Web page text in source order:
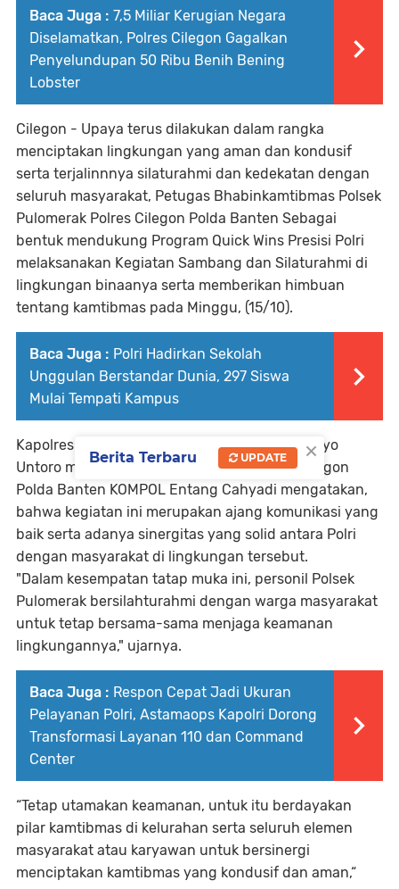
Baca Juga : 7,5 Miliar Kerugian Negara
Diselamatkan, Polres Cilegon Gagalkan
Penyelundupan 50 Ribu Benih Bening
Lobster
Cilegon - Upaya terus dilakukan dalam rangka
menciptakan lingkungan yang aman dan kondusif
serta terjalinnnya silaturahmi dan kedekatan dengan
seluruh masyarakat, Petugas Bhabinkamtibmas Polsek
Pulomerak Polres Cilegon Polda Banten Sebagai
bentuk mendukung Program Quick Wins Presisi Polri
melaksanakan Kegiatan Sambang dan Silaturahmi di
lingkungan binaanya serta memberikan himbuan
tentang kamtibmas pada Minggu, (15/10).
Baca Juga : Polri Hadirkan Sekolah
Unggulan Berstandar Dunia, 297 Siswa
Mulai Tempati Kampus
Kapolres Cilegon Polda Banten AKBP Eko Tjahyo
Untoro melalui Kapolsek Pulomerak Polres Cilegon
Polda Banten KOMPOL Entang Cahyadi mengatakan,
bahwa kegiatan ini merupakan ajang komunikasi yang
baik serta adanya sinergitas yang solid antara Polri
dengan masyarakat di lingkungan tersebut.
"Dalam kesempatan tatap muka ini, personil Polsek
Pulomerak bersilahturahmi dengan warga masyarakat
untuk tetap bersama-sama menjaga keamanan
lingkungannya," ujarnya.
Baca Juga : Respon Cepat Jadi Ukuran
Pelayanan Polri, Astamaops Kapolri Dorong
Transformasi Layanan 110 dan Command
Center
“Tetap utamakan keamanan, untuk itu berdayakan
pilar kamtibmas di kelurahan serta seluruh elemen
masyarakat atau karyawan untuk bersinergi
menciptakan kamtibmas yang kondusif dan aman,“
×
Berita Terbaru UPDATE